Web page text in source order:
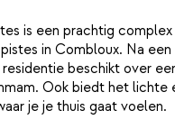
is een prachtig
in Combloux. Na
beschikt over
Ook biedt het
je je thuis gaat voelen.